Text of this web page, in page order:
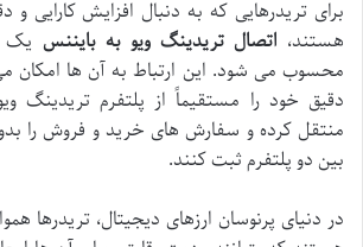
برای تریدرهایی که به دنبال افزایش کارایی
هستند، اتصال تریدینگ ویو به بایننس یک
محسوب می شود. این ارتباط به آن ها امکان
دقیق خود را مستقیماً از پلتفرم تریدینگ
منتقل کرده و سفارش های خرید و فروش را
بین دو پلتفرم ثبت کنند.
در دنیای پرنوسان ارزهای دیجیتال، تریدرها